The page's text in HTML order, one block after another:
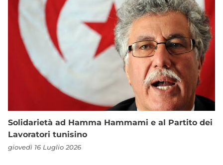
Solidarietà ad Hamma Hammami e al Partito dei
Lavoratori tunisino
giovedì 16 Luglio 2026